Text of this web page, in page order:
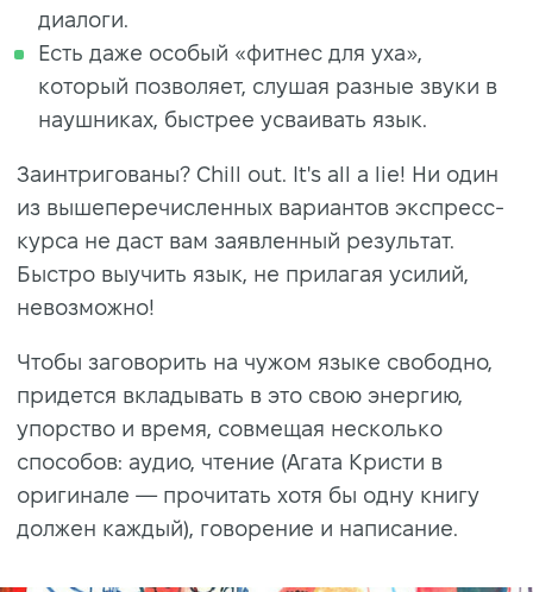
диалоги.
Есть даже особый «фитнес для уха»,
который позволяет, слушая разные звуки в
наушниках, быстрее усваивать язык.
Заинтригованы? Chill out. It's all a lie! Ни один
из вышеперечисленных вариантов экспресс-
курса не даст вам заявленный результат.
Быстро выучить язык, не прилагая усилий,
невозможно!
Чтобы заговорить на чужом языке свободно,
придется вкладывать в это свою энергию,
упорство и время, совмещая несколько
способов: аудио, чтение (Агата Кристи в
оригинале — прочитать хотя бы одну книгу
должен каждый), говорение и написание.